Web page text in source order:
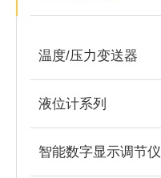
温度/压力变送器
液位计系列
智能数字显示调节仪